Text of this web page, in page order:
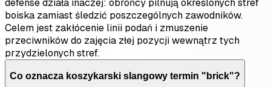
defense działa inaczej: obrońcy pilnują określonych stref
boiska zamiast śledzić poszczególnych zawodników.
Celem jest zakłócenie linii podań i zmuszenie
przeciwników do zajęcia złej pozycji wewnątrz tych
przydzielonych stref.
Co oznacza koszykarski slangowy termin "brick"?